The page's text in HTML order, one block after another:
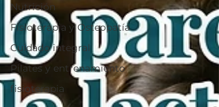
Nutrición
Fisioterapia y Osteopatía
Cuidado integral
Pilates y entrenamiento
fisioterapia